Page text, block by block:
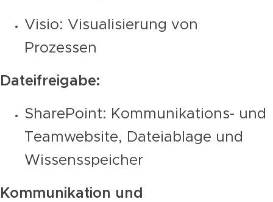
Visio: Visualisierung von
Prozessen
Dateifreigabe:
SharePoint: Kommunikations- und
Teamwebsite, Dateiablage und
Wissensspeicher
Kommunikation und